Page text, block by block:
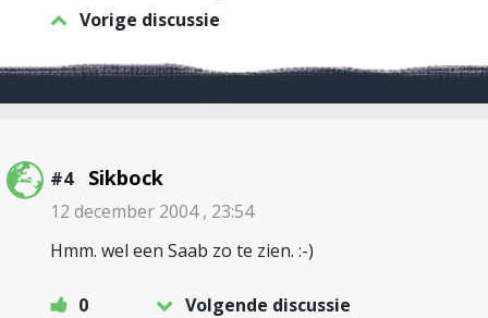
Vorige discussie
#4 Sikbock
12 december 2004 , 23:54
Hmm. wel een Saab zo te zien. :-)
0
Volgende discussie